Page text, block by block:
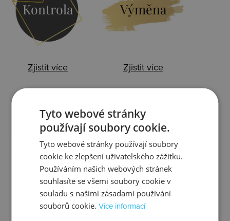
Kontrola
Zjistit více
Výměna
Zjistit více
Ztráta
Zjistit více
Balení
Zjistit více
Tyto webové stránky
používají soubory cookie.
Tyto webové stránky používají soubory
cookie ke zlepšení uživatelského zážitku.
Používáním našich webových stránek
souhlasíte se všemi soubory cookie v
souladu s našimi zásadami používání
souborů cookie.Více informací